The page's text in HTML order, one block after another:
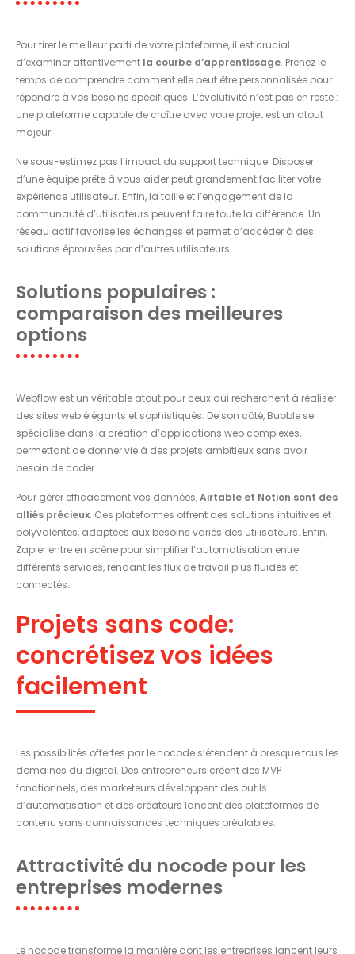
Pour tirer le meilleur parti de votre plateforme, il est crucial
d’examiner attentivement la courbe d’apprentissage. Prenez le
temps de comprendre comment elle peut être personnalisée pour
répondre à vos besoins spécifiques. L’évolutivité n’est pas en reste :
une plateforme capable de croître avec votre projet est un atout
majeur.
Ne sous-estimez pas l’impact du support technique. Disposer
d’une équipe prête à vous aider peut grandement faciliter votre
expérience utilisateur. Enfin, la taille et l’engagement de la
communauté d’utilisateurs peuvent faire toute la différence. Un
réseau actif favorise les échanges et permet d’accéder à des
solutions éprouvées par d’autres utilisateurs.
Solutions populaires :
comparaison des meilleures
options
Webflow est un véritable atout pour ceux qui recherchent à réaliser
des sites web élégants et sophistiqués. De son côté, Bubble se
spécialise dans la création d’applications web complexes,
permettant de donner vie à des projets ambitieux sans avoir
besoin de coder.
Pour gérer efficacement vos données,Airtable et Notion sont des
alliés précieux. Ces plateformes offrent des solutions intuitives et
polyvalentes, adaptées aux besoins variés des utilisateurs. Enfin,
Zapier entre en scène pour simplifier l’automatisation entre
différents services, rendant les flux de travail plus fluides et
connectés.
Projets sans code:
concrétisez vos idées
facilement
Les possibilités offertes par le nocode s’étendent à presque tous les
domaines du digital. Des entrepreneurs créent des MVP
fonctionnels, des marketeurs développent des outils
d’automatisation et des créateurs lancent des plateformes de
contenu sans connaissances techniques préalables.
Attractivité du nocode pour les
entreprises modernes
Le nocode transforme la manière dont les entreprises lancent leurs